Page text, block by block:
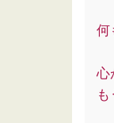
何
心